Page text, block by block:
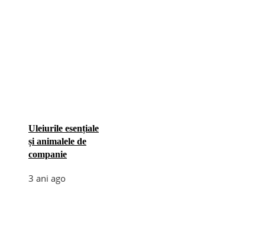
Uleiurile esențiale
și animalele de
companie
3 ani ago